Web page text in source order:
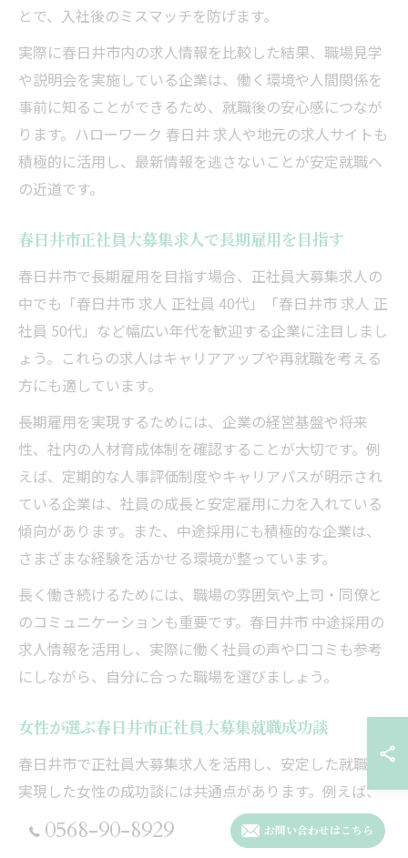
とで、入社後のミスマッチを防げます。
実際に春日井市内の求人情報を比較した結果、職場見学
や説明会を実施している企業は、働く環境や人間関係を
事前に知ることができるため、就職後の安心感につなが
ります。ハローワーク 春日井 求人や地元の求人サイトも
積極的に活用し、最新情報を逃さないことが安定就職へ
の近道です。
春日井市正社員大募集求人で長期雇用を目指す
春日井市で長期雇用を目指す場合、正社員大募集求人の
中でも「春日井市 求人 正社員 40代」「春日井市 求人 正
社員 50代」など幅広い年代を歓迎する企業に注目しまし
ょう。これらの求人はキャリアアップや再就職を考える
方にも適しています。
長期雇用を実現するためには、企業の経営基盤や将来
性、社内の人材育成体制を確認することが大切です。例
えば、定期的な人事評価制度やキャリアパスが明示され
ている企業は、社員の成長と安定雇用に力を入れている
傾向があります。また、中途採用にも積極的な企業は、
さまざまな経験を活かせる環境が整っています。
長く働き続けるためには、職場の雰囲気や上司・同僚と
のコミュニケーションも重要です。春日井市 中途採用の
求人情報を活用し、実際に働く社員の声や口コミも参考
にしながら、自分に合った職場を選びましょう。
女性が選ぶ春日井市正社員大募集就職成功談
春日井市で正社員大募集求人を活用し、安定した就職を
実現した女性の成功談には共通点があります。例えば、
「春日井市 正社員 事務」や「春日井 正社員 求人 土日休
み」といった職種や働き方にこだわり、自分のライフス
0568-90-8929 お問い合わせはこちら